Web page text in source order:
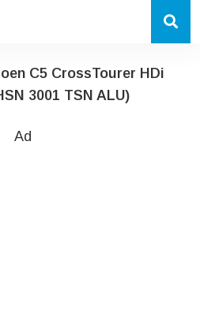
C5 CrossTourer HDi
3001 TSN ALU)
Ad